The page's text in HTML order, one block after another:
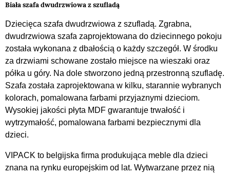
Biała szafa dwudrzwiowa z szufladą
Dziecięca szafa dwudrzwiowa z szufladą. Zgrabna,
dwudrzwiowa szafa zaprojektowana do dziecinnego pokoju
została wykonana z dbałością o każdy szczegół. W środku
za drzwiami schowane zostało miejsce na wieszaki oraz
półka u góry. Na dole stworzono jedną przestronną szufladę.
Szafa została zaprojektowana w kilku, starannie wybranych
kolorach, pomalowana farbami przyjaznymi dzieciom.
Wysokiej jakości płyta MDF gwarantuje trwałość i
wytrzymałość, pomalowana farbami bezpiecznymi dla
dzieci.
VIPACK to belgijska firma produkująca meble dla dzieci
znana na rynku europejskim od lat. Wytwarzane przez nią